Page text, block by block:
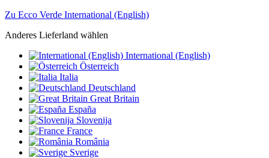
Zu Ecco Verde International (English)
Anderes Lieferland wählen
International (English)
Österreich
Italia
Deutschland
Great Britain
España
Slovenija
France
România
Sverige